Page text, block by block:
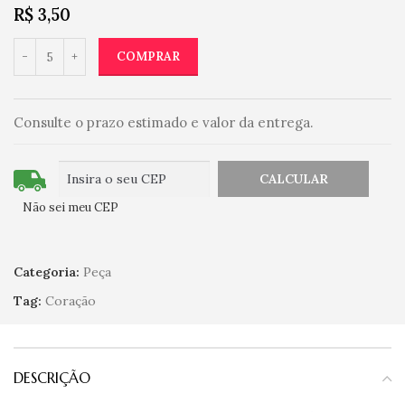
R$ 3,50
COMPRAR
Consulte o prazo estimado e valor da entrega.
Não sei meu CEP
Categoria: Peça
Tag: Coração
DESCRIÇÃO